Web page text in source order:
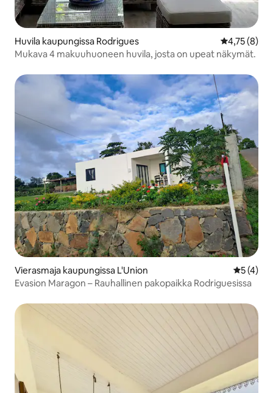
Huvila kaupungissa Rodrigues
4,75 (8)
Mukava 4 makuuhuoneen huvila, josta on upeat näkymät.
Vierasmaja kaupungissa L'Union
5 (4)
Evasion Maragon – Rauhallinen pakopaikka Rodriguesissa